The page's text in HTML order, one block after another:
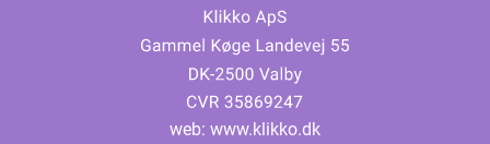
web: www.klikko.dk